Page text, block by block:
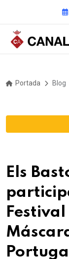
Portada Blog
Els
Portugal